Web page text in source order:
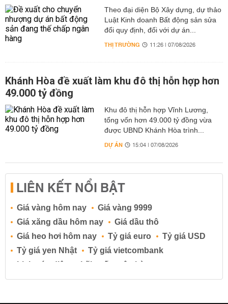
Theo đại diện Bộ Xây dựng, dự thảo
Luật Kinh doanh Bất động sản sửa
đổi quy định, đối với dự án...
THỊ TRƯỜNG 11:26 | 07/08/2026
Khánh Hòa đề xuất làm khu đô thị hỗn hợp hơn
49.000 tỷ đồng
Khu đô thị hỗn hợp Vĩnh Lương,
tổng vốn hơn 49.000 tỷ đồng vừa
được UBND Khánh Hòa trình...
DỰ ÁN 15:04 | 07/08/2026
LIÊN KẾT NỔI BẬT
Giá vàng hôm nay
Giá vàng 9999
Giá xăng dầu hôm nay
Giá dầu thô
Giá heo hơi hôm nay
Tỷ giá euro
Tỷ giá USD
Tỷ giá yen Nhật
Tỷ giá vietcombank
Lịch cúp điện
Lãi suất ngân hàng
Lãi suất tiết kiệm
Lãi suất tiền gửi